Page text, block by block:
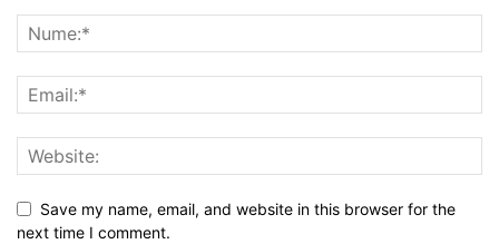
Save my name, email, and website in this browser for the
next time I comment.